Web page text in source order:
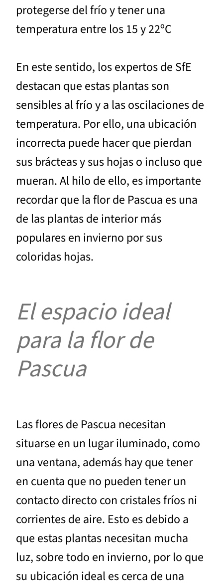
protegerse del frío y tener una
temperatura entre los 15 y 22ºC
En este sentido, los expertos de SfE
destacan que estas plantas son
sensibles al frío y a las oscilaciones de
temperatura. Por ello, una ubicación
incorrecta puede hacer que pierdan
sus brácteas y sus hojas o incluso que
mueran. Al hilo de ello, es importante
recordar que la flor de Pascua es una
de las plantas de interior más
populares en invierno por sus
coloridas hojas.
El espacio ideal
para la flor de
Pascua
Las flores de Pascua necesitan
situarse en un lugar iluminado, como
una ventana, además hay que tener
en cuenta que no pueden tener un
contacto directo con cristales fríos ni
corrientes de aire. Esto es debido a
que estas plantas necesitan mucha
luz, sobre todo en invierno, por lo que
su ubicación ideal es cerca de una